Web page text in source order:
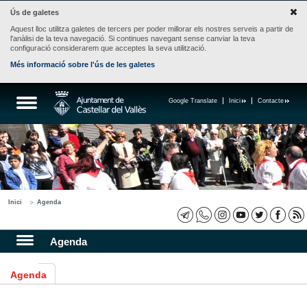
Ús de galetes
Aquest lloc utilitza galetes de tercers per poder millorar els nostres serveis a partir de
l'anàlisi de la teva navegació. Si continues navegant sense canviar la teva
configuració considerarem que acceptes la seva utilització.
Més informació sobre l'ús de les galetes
Contacte
Inici
Google Translate
Inici Agenda
Agenda
Agenda